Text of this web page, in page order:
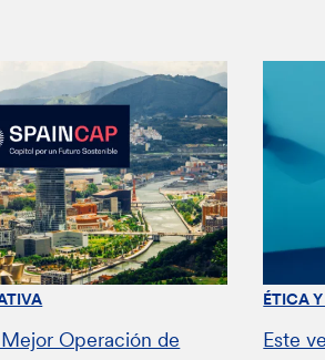
Operación de
ÉTICA
Este